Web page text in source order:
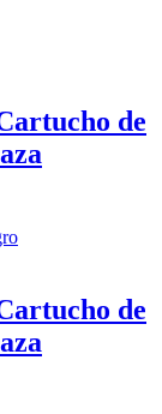
de
de